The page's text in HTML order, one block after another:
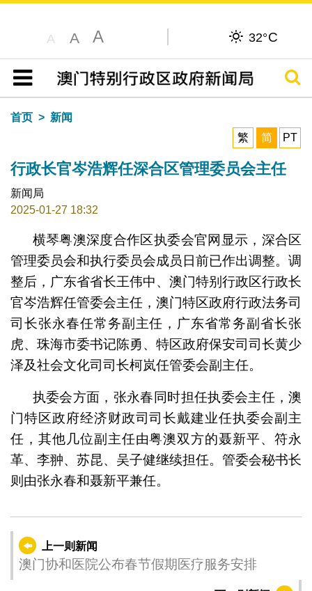
A A A 32°C
目录
搜寻
首页
新闻
繁
简 PT
行政长官岑浩辉任深合区管理委员会主任
新闻局
2025-01-27 18:32
横琴粤澳深度合作区执委会官网显示，深合区
管理委员会和执行委员会成员日前已作出调整。调
整后，广东省省长王伟中、澳门特别行政区行政长
官岑浩辉任管委会主任，澳门特区政府行政法务司
司长张永春任常务副主任，广东省常务副省长张
虎、珠海市委书记陈勇、特区政府保安司司长黄少
泽及社会文化司司长柯岚任管委会副主任。
执委会方面，张永春同时担任执委会主任，澳
门特区政府经济财政司司长戴建业任执委会副主
任，其他几位副主任由粤澳双方的聂新平、符永
革、李翀、苏昆、吴子健继续担任。管委会秘书长
则由张永春和聂新平兼任。
上一则新闻
澳门协和医院公布春节假期医疗服务安排